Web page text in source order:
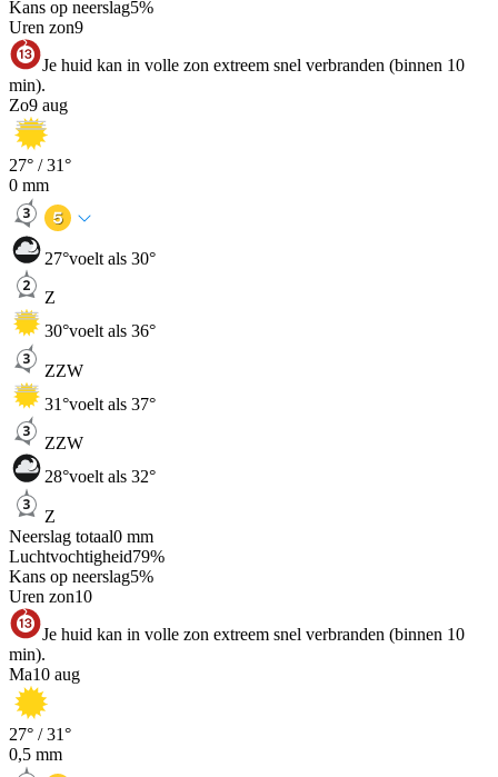
Kans op neerslag5%
Uren zon9
Je huid kan in volle zon extreem snel verbranden (binnen 10
min).
Zo9 aug
27° /31°
0 mm
27°voelt als 30°
Z
30°voelt als 36°
ZZW
31°voelt als 37°
ZZW
28°voelt als 32°
Z
Neerslag totaal0 mm
Luchtvochtigheid79%
Kans op neerslag5%
Uren zon10
Je huid kan in volle zon extreem snel verbranden (binnen 10
min).
Ma10 aug
27° /31°
0,5 mm